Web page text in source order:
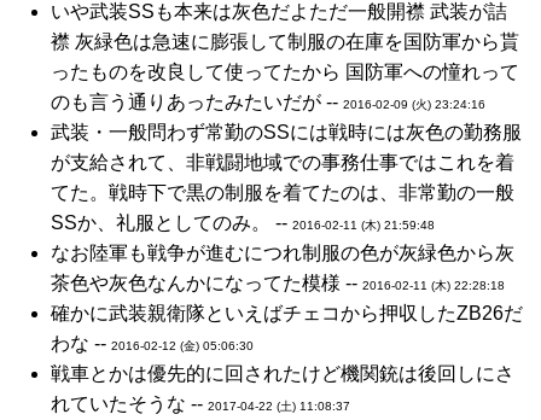
いや武装SSも本来は灰色だよただ一般開襟 武装が詰
襟 灰緑色は急速に膨張して制服の在庫を国防軍から貰
ったものを改良して使ってたから 国防軍への憧れって
のも言う通りあったみたいだが -- 2016-02-09 (火) 23:24:16
武装・一般問わず常勤のSSには戦時には灰色の勤務服
が支給されて、非戦闘地域での事務仕事ではこれを着
てた。戦時下で黒の制服を着てたのは、非常勤の一般
SSか、礼服としてのみ。 -- 2016-02-11 (木) 21:59:48
なお陸軍も戦争が進むにつれ制服の色が灰緑色から灰
茶色や灰色なんかになってた模様 -- 2016-02-11 (木) 22:28:18
確かに武装親衛隊といえばチェコから押収したZB26だ
わな -- 2016-02-12 (金) 05:06:30
戦車とかは優先的に回されたけど機関銃は後回しにさ
れていたそうな -- 2017-04-22 (土) 11:08:37